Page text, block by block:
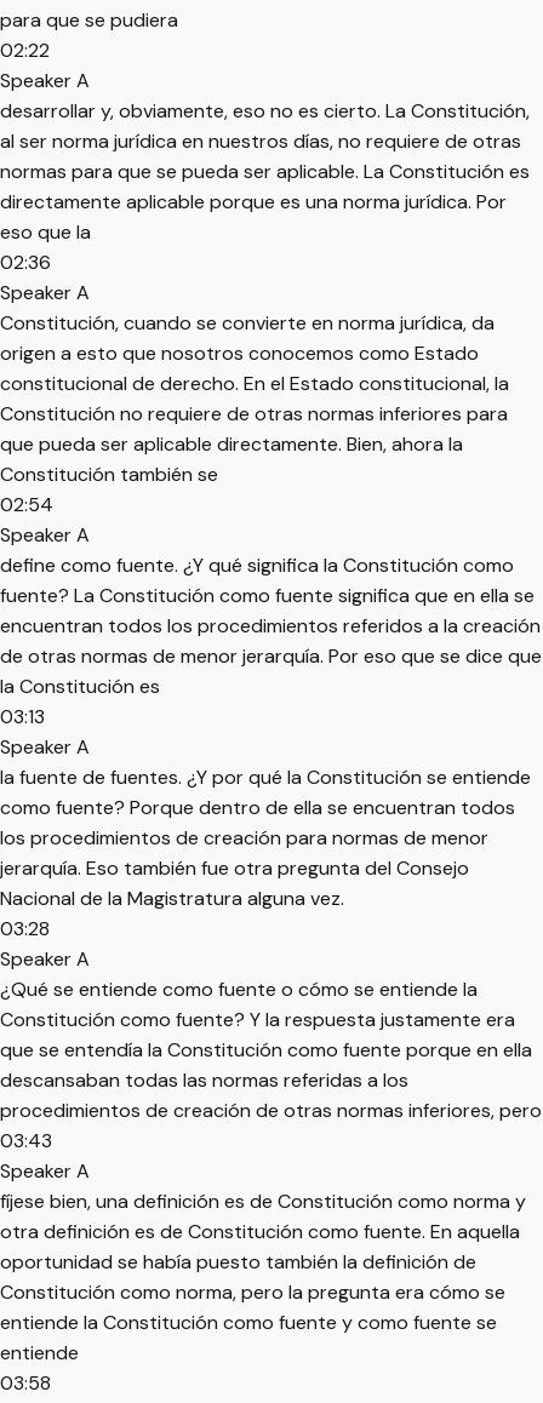
para que se pudiera
02:22
Speaker A
desarrollar y, obviamente, eso no es cierto. La Constitución,
al ser norma jurídica en nuestros días, no requiere de otras
normas para que se pueda ser aplicable. La Constitución es
directamente aplicable porque es una norma jurídica. Por
eso que la
02:36
Speaker A
Constitución, cuando se convierte en norma jurídica, da
origen a esto que nosotros conocemos como Estado
constitucional de derecho. En el Estado constitucional, la
Constitución no requiere de otras normas inferiores para
que pueda ser aplicable directamente. Bien, ahora la
Constitución también se
02:54
Speaker A
define como fuente. ¿Y qué significa la Constitución como
fuente? La Constitución como fuente significa que en ella se
encuentran todos los procedimientos referidos a la creación
de otras normas de menor jerarquía. Por eso que se dice que
la Constitución es
03:13
Speaker A
la fuente de fuentes. ¿Y por qué la Constitución se entiende
como fuente? Porque dentro de ella se encuentran todos
los procedimientos de creación para normas de menor
jerarquía. Eso también fue otra pregunta del Consejo
Nacional de la Magistratura alguna vez.
03:28
Speaker A
¿Qué se entiende como fuente o cómo se entiende la
Constitución como fuente? Y la respuesta justamente era
que se entendía la Constitución como fuente porque en ella
descansaban todas las normas referidas a los
procedimientos de creación de otras normas inferiores, pero
03:43
Speaker A
fíjese bien, una definición es de Constitución como norma y
otra definición es de Constitución como fuente. En aquella
oportunidad se había puesto también la definición de
Constitución como norma, pero la pregunta era cómo se
entiende la Constitución como fuente y como fuente se
entiende
03:58